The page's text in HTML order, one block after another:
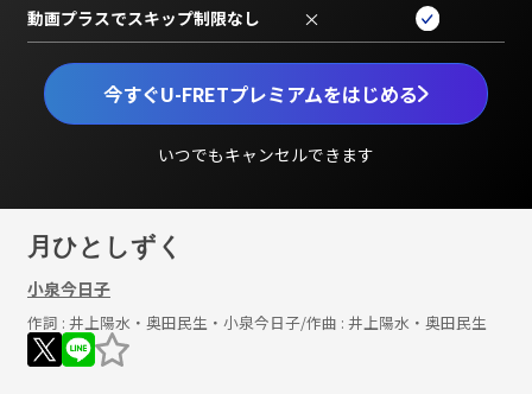
今すぐU-FRETプレミアムをはじめる
いつでもキャンセルできます
動画プラスでスキップ制限なし ×
月ひとしずく
小泉今日子
作詞 : 井上陽水・奥田民生・小泉今日子/作曲 : 井上陽水・奥田民生